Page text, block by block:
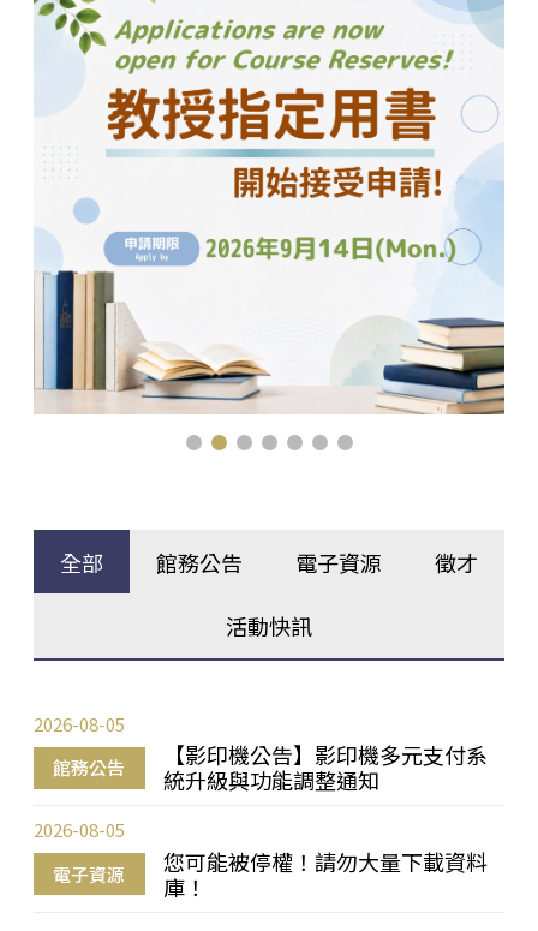
全部 館務公告 電子資源 徵才
活動快訊
館務公告
【影印機公告】影印機多元支付系
統升級與功能調整通知
2026-08-05
電子資源
您可能被停權！請勿大量下載資料
庫！
2026-08-05